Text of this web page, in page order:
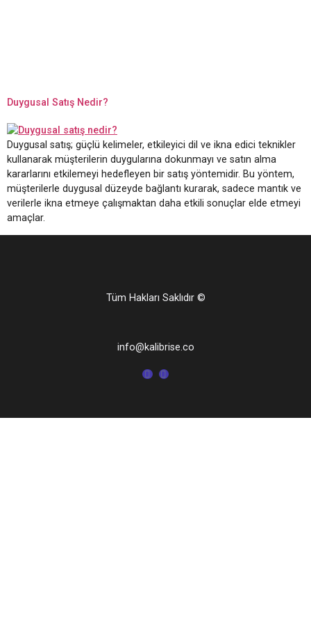
Duygusal Satış Nedir?
Duygusal satış; güçlü kelimeler, etkileyici dil ve ikna edici teknikler
kullanarak müşterilerin duygularına dokunmayı ve satın alma
kararlarını etkilemeyi hedefleyen bir satış yöntemidir. Bu yöntem,
müşterilerle duygusal düzeyde bağlantı kurarak, sadece mantık ve
verilerle ikna etmeye çalışmaktan daha etkili sonuçlar elde etmeyi
amaçlar.
Tüm Hakları Saklıdır ©
info@kalibrise.co